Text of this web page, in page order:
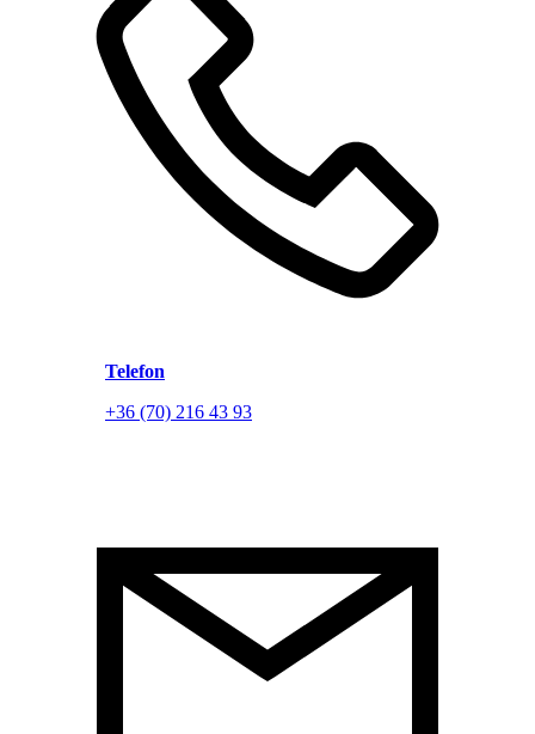
Telefon
+36 (70) 216 43 93